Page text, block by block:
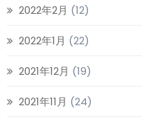
2022年2月 (12)
2022年1月 (22)
2021年12月 (19)
2021年11月 (24)